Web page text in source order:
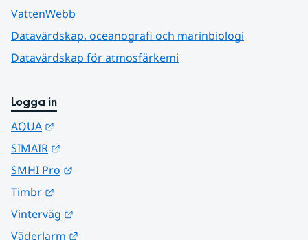
VattenWebb
Datavärdskap, oceanografi och marinbiologi
Datavärdskap för atmosfärkemi
Logga in
AQUA
SIMAIR
SMHI Pro
Timbr
Vinterväg
Väderlarm